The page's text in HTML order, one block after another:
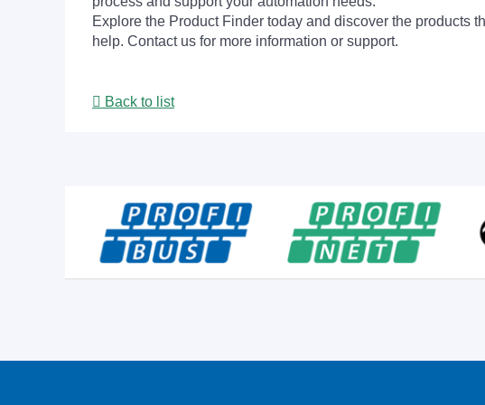
Explore the Product Finder today and discover the products
help. Contact us for more information or support.
Back to list